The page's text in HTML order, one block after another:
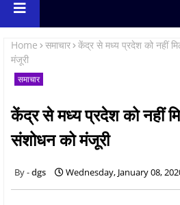
Home समाचार केंद्र से मध्य प्रदेश को नहीं
मंजूरी
समाचार
केंद्र से मध्य प्रदेश को नहीं
संशोधन को मंजूरी
dgs Wednesday, January 08,